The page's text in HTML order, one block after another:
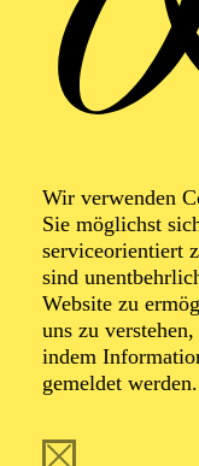
Wir verwenden
Sie möglichst
serviceorientiert
sind
Website zu
uns zu
indem
gemeldet werden.
Foto: Johan